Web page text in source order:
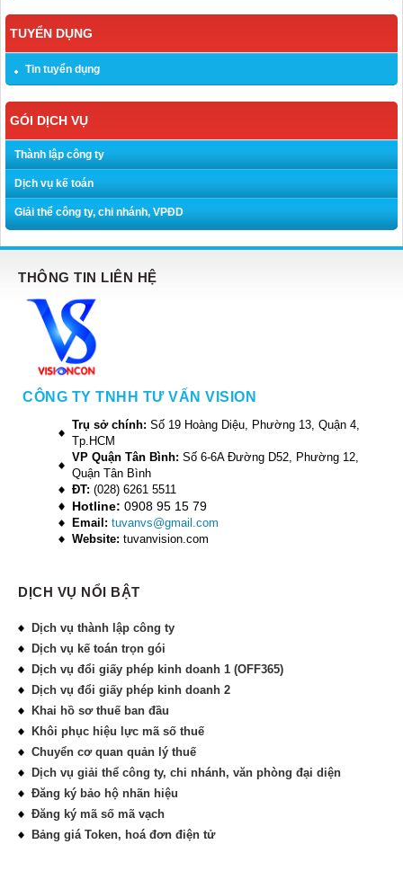
TUYỂN DỤNG
Tin tuyển dụng
GÓI DỊCH VỤ
Thành lập công ty
Dịch vụ kế toán
Giải thể công ty, chi nhánh, VPĐD
THÔNG TIN LIÊN HỆ
CÔNG TY TNHH TƯ VẤN VISION
Trụ sở chính: Số 19 Hoàng Diệu, Phường 13, Quận 4,
Tp.HCM
VP Quận Tân Bình: Số 6-6A Đường D52, Phường 12,
Quận Tân Bình
ĐT: (028) 6261 5511
Hotline: 0908 95 15 79
Email: tuvanvs@gmail.com
Website: tuvanvision.com
DỊCH VỤ NỔI BẬT
Dịch vụ thành lập công ty
Dịch vụ kế toán trọn gói
Dịch vụ đổi giấy phép kinh doanh 1 (OFF365)
Dịch vụ đổi giấy phép kinh doanh 2
Khai hồ sơ thuế ban đầu
Khôi phục hiệu lực mã số thuế
Chuyển cơ quan quản lý thuế
Dịch vụ giải thể công ty, chi nhánh, văn phòng đại diện
Đăng ký bảo hộ nhãn hiệu
Đăng ký mã số mã vạch
Bảng giá Token, hoá đơn điện tử